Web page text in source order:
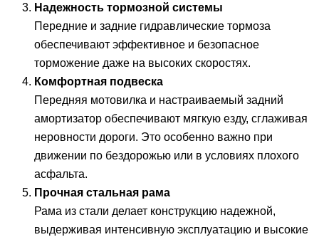
Надежность тормозной системы
Передние и задние гидравлические тормоза
обеспечивают эффективное и безопасное
торможение даже на высоких скоростях.
Комфортная подвеска
Передняя мотовилка и настраиваемый задний
амортизатор обеспечивают мягкую езду, сглаживая
неровности дороги. Это особенно важно при
движении по бездорожью или в условиях плохого
асфальта.
Прочная стальная рама
Рама из стали делает конструкцию надежной,
выдерживая интенсивную эксплуатацию и высокие